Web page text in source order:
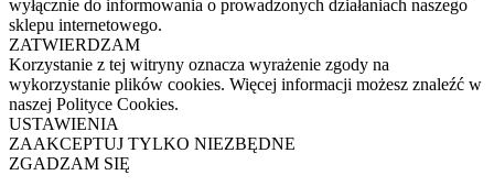
wyłącznie do informowania o prowadzonych działaniach naszego
sklepu internetowego.
ZATWIERDZAM
Korzystanie z tej witryny oznacza wyrażenie zgody na
wykorzystanie plików cookies. Więcej informacji możesz znaleźć w
naszej Polityce Cookies.
USTAWIENIA
ZAAKCEPTUJ TYLKO NIEZBĘDNE
ZGADZAM SIĘ